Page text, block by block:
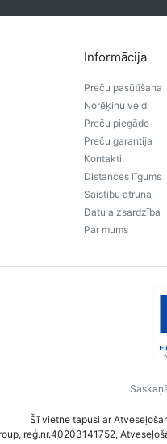
Informācija
Preču pasūtīšana
Norēķinu veidi
Preču piegāde
Preču garantija
Kontakti
Distances līgums
Saistību atruna
Datu aizsardzība
Par mums
Šī vietne tapusi ar
reģ.nr.40203141752,